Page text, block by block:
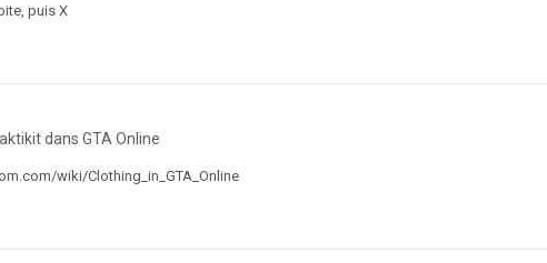
puis X
dans GTA Online
wiki/Clothing_in_GTA_Online